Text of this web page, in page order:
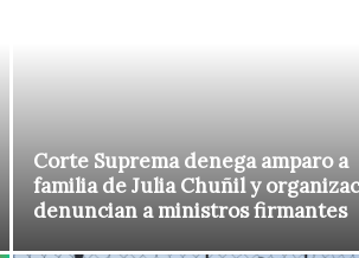
Corte Suprema denega amparo a
familia de Julia Chuñil y
denuncian a ministros firmantes